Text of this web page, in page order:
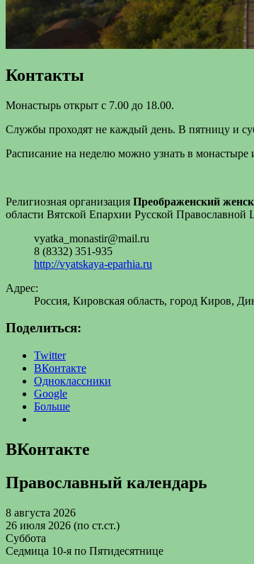
Контакты
Монастырь открыт с 7.00 до 18.00.
Службы проходят не каждый день. В пятницу и
Расписание на неделю можно узнать в монастыре
Религиозная организация Преображенский
области Вятской Епархии Русской
vyatka_monastir@mail.ru
8 (8332) 351-935
http://vyatskaya-eparhia.ru
Адрес:
Россия, Кировская область, город Киров,
Поделиться:
Twitter
ВКонтакте
Одноклассники
Google
Больше
ВКонтакте
Православный календарь
8 августа 2026
26 июля 2026 (по ст.ст.)
Суббота
Седмица 10-я по Пятидесятнице